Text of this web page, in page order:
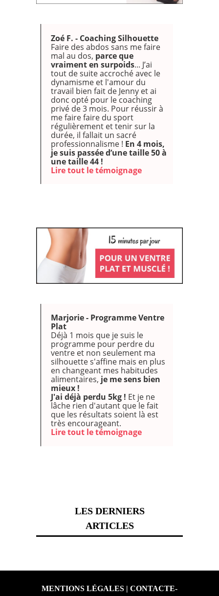
Zoé F. - Coaching Silhouette
Faire des abdos sans me faire
mal au dos, parce que
vraiment en surpoids... J’ai
tout de suite accroché avec le
dynamisme et l'amour du
travail bien fait de Jenny et ai
donc opté pour le coaching
privé de 3 mois. Pour réussir à
me faire faire du sport
régulièrement et tenir sur la
durée, il fallait un sacré
professionnalisme ! En 4 mois,
je suis passée d’une taille 50 à
une taille 44 !
Lire tout le témoignage
Marjorie - Programme Ventre
Plat
Déjà 1 mois que je suis le
programme pour perdre du
ventre et non seulement ma
silhouette s'affine mais en plus
en changeant mes habitudes
alimentaires, je me sens bien
mieux !
J'ai déjà perdu 5kg ! Et je ne
lâche rien d'autant que le fait
que les résultats soient là est
très encourageant.
Lire tout le témoignage
LES DERNIERS
ARTICLES
MENTIONS LÉGALES CONTACTE-